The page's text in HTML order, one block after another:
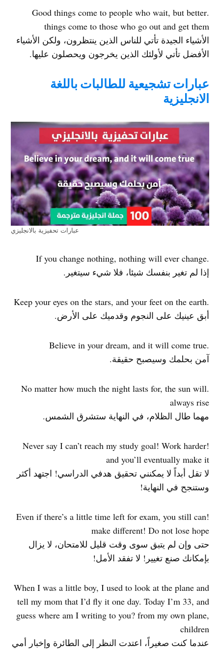
.Good things come to people who wait, but better
things come to those who go out and get them
الأشياء الجيدة تأتي للناس الذين ينتظرون، ولكن الأشياء
الأفضل تأتي لأولئك الذين يخرجون ويحصلون عليها.
عبارات تشجيعية للطالبات باللغة
الانجليزية
عبارات تحفيزية بالانجليزي
.If you change nothing, nothing will ever change
إذا لم تغير بنفسك شيئا، فلا شيء سيتغير.
.Keep your eyes on the stars, and your feet on the earth
أبق عينيك على النجوم وقدميك على الأرض.
.Believe in your dream, and it will come true
آمن بحلمك وسيصبح حقيقة.
.No matter how much the night lasts for, the sun will
always rise
مهما طال الظلام، في النهاية ستشرق الشمس.
!Never say I can’t reach my study goal! Work harder
and you’ll eventually make it
لا تقل أبداً لا يمكنني تحقيق هدفي الدراسي! اجتهد أكثر
وستنجح في النهاية!
!Even if there’s a little time left for exam, you still can
make different! Do not lose hope
حتى وإن لم يتبق سوى وقت قليل للامتحان، لا يزال
بإمكانك صنع تغيير! لا تفقد الأمل!
When I was a little boy, I used to look at the plane and
tell my mom that I’d fly it one day. Today I’m 33, and
guess where am I writing to you? from my own plane,
children
عندما كنت صغيراً، اعتدت النظر إلى الطائرة وإخبار أمي